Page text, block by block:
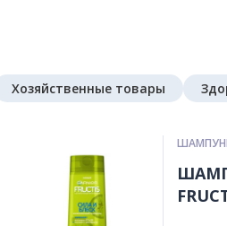
Хозяйственные товары